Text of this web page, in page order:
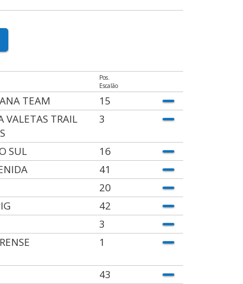
Pos.
Escalão
TEAM
15
VALETAS TRAIL
3
SUL
16
41
20
42
3
1
43